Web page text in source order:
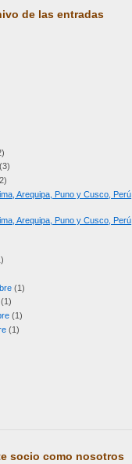
de las entradas
(3)
Arequipa, Puno y Cusco, Perú
Arequipa, Puno y Cusco, Perú
(1)
(1)
(1)
(1)
socio como nosotros